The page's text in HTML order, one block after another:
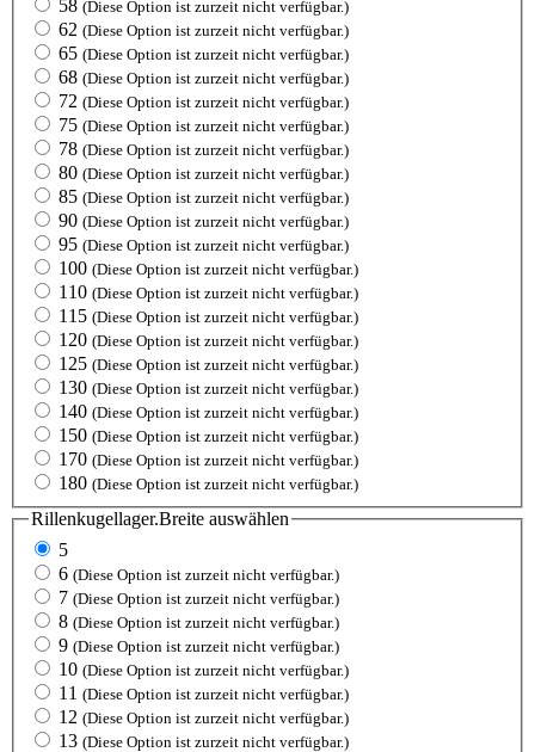
58 (Diese Option ist zurzeit nicht verfügbar.)
62 (Diese Option ist zurzeit nicht verfügbar.)
65 (Diese Option ist zurzeit nicht verfügbar.)
68 (Diese Option ist zurzeit nicht verfügbar.)
72 (Diese Option ist zurzeit nicht verfügbar.)
75 (Diese Option ist zurzeit nicht verfügbar.)
78 (Diese Option ist zurzeit nicht verfügbar.)
80 (Diese Option ist zurzeit nicht verfügbar.)
85 (Diese Option ist zurzeit nicht verfügbar.)
90 (Diese Option ist zurzeit nicht verfügbar.)
95 (Diese Option ist zurzeit nicht verfügbar.)
100 (Diese Option ist zurzeit nicht verfügbar.)
110 (Diese Option ist zurzeit nicht verfügbar.)
115 (Diese Option ist zurzeit nicht verfügbar.)
120 (Diese Option ist zurzeit nicht verfügbar.)
125 (Diese Option ist zurzeit nicht verfügbar.)
130 (Diese Option ist zurzeit nicht verfügbar.)
140 (Diese Option ist zurzeit nicht verfügbar.)
150 (Diese Option ist zurzeit nicht verfügbar.)
170 (Diese Option ist zurzeit nicht verfügbar.)
180 (Diese Option ist zurzeit nicht verfügbar.)
Rillenkugellager.Breite auswählen
5
6 (Diese Option ist zurzeit nicht verfügbar.)
7 (Diese Option ist zurzeit nicht verfügbar.)
8 (Diese Option ist zurzeit nicht verfügbar.)
9 (Diese Option ist zurzeit nicht verfügbar.)
10 (Diese Option ist zurzeit nicht verfügbar.)
11 (Diese Option ist zurzeit nicht verfügbar.)
12 (Diese Option ist zurzeit nicht verfügbar.)
13 (Diese Option ist zurzeit nicht verfügbar.)